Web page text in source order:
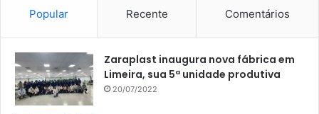
Popular Recente Comentários
Zaraplast inaugura nova fábrica em
Limeira, sua 5ª unidade produtiva
20/07/2022